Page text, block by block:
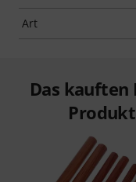
Art
Das kauften